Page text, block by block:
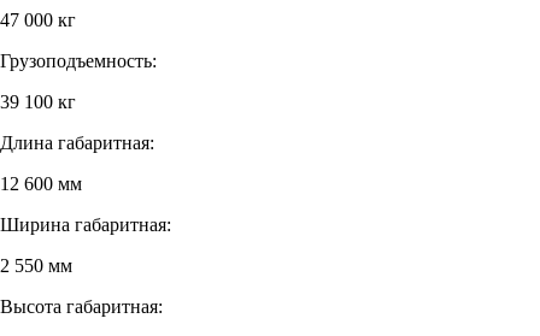
47 000 кг
Грузоподъемность:
39 100 кг
Длина габаритная:
12 600 мм
Ширина габаритная:
2 550 мм
Высота габаритная: